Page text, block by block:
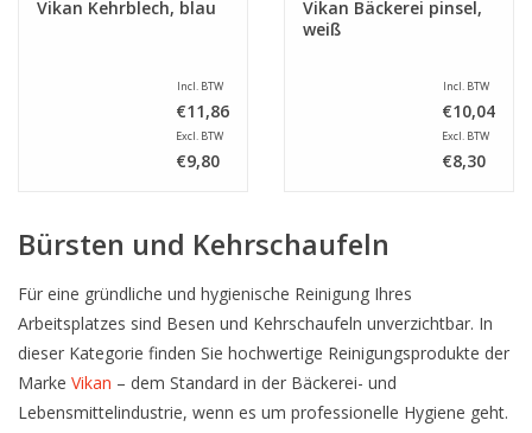
Vikan Kehrblech, blau
Incl. BTW
€11,86
Excl. BTW
€9,80
Vikan Bäckerei pinsel,
weiß
Incl. BTW
€10,04
Excl. BTW
€8,30
Bürsten und Kehrschaufeln
Für eine gründliche und hygienische Reinigung Ihres
Arbeitsplatzes sind Besen und Kehrschaufeln unverzichtbar. In
dieser Kategorie finden Sie hochwertige Reinigungsprodukte der
Marke Vikan – dem Standard in der Bäckerei- und
Lebensmittelindustrie, wenn es um professionelle Hygiene geht.